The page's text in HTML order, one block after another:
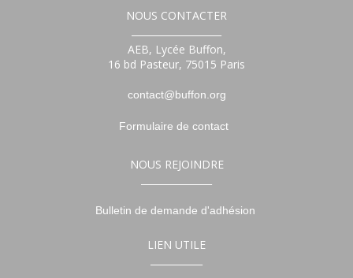
NOUS CONTACTER
AEB, Lycée Buffon,
16 bd Pasteur, 75015 Paris
contact@buffon.org
Formulaire de contact
NOUS REJOINDRE
Bulletin de demande d'adhésion
LIEN UTILE